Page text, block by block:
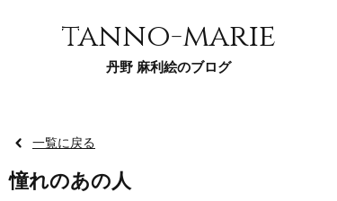
tanno-marie
丹野 麻利絵のブログ
一覧に戻る
憧れのあの人